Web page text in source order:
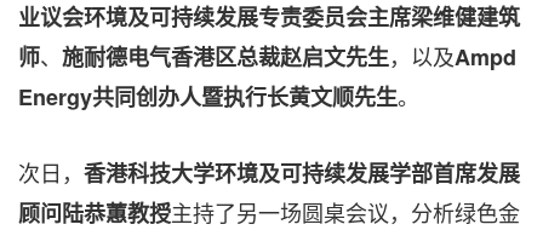
业议会环境及可持续发展专责委员会主席梁维健建筑
师、 施耐德电气香港区总裁赵启文先生，以及Ampd
Energy共同创办人暨执行长黄文顺先生。
次日， 香港科技大学环境及可持续发展学部首席发展
顾问陆恭蕙教授主持了另一场圆桌会议，分析绿色金